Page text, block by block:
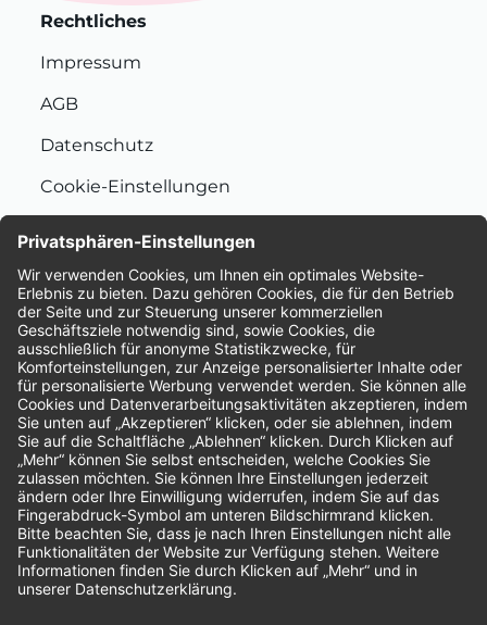
Rechtliches
Impressum
AGB
Datenschutz
Cookie-Einstellungen
Bewertungen